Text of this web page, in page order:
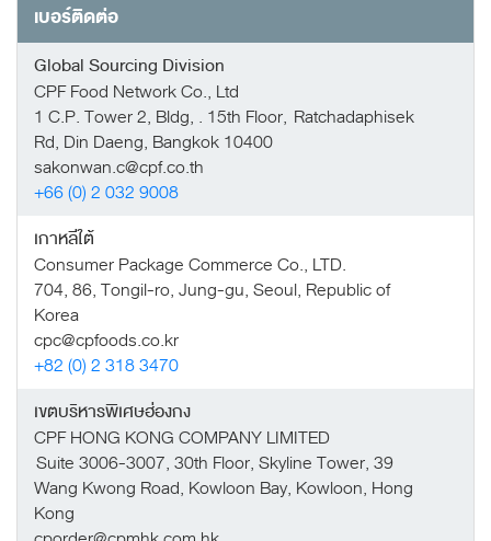
เบอร์ติดต่อ
Global Sourcing Division
CPF Food Network Co., Ltd
1 C.P. Tower 2, Bldg, . 15th Floor, Ratchadaphisek
Rd, Din Daeng, Bangkok 10400
sakonwan.c@cpf.co.th
+66 (0) 2 032 9008
เกาหลีใต้
Consumer Package Commerce Co., LTD.
704, 86, Tongil-ro, Jung-gu, Seoul, Republic of
Korea
cpc@cpfoods.co.kr
+82 (0) 2 318 3470
เขตบริหารพิเศษฮ่องกง
CPF HONG KONG COMPANY LIMITED
Suite 3006-3007, 30th Floor, Skyline Tower, 39
Wang Kwong Road, Kowloon Bay, Kowloon, Hong
Kong